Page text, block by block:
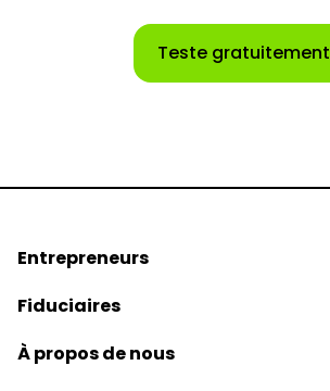
Teste gratuitement
Entrepreneurs
Fiduciaires
À propos de nous